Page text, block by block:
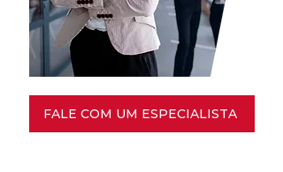
FALE COM UM ESPECIALISTA